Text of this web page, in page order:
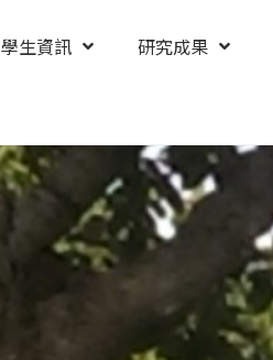
學生資訊 研究成果